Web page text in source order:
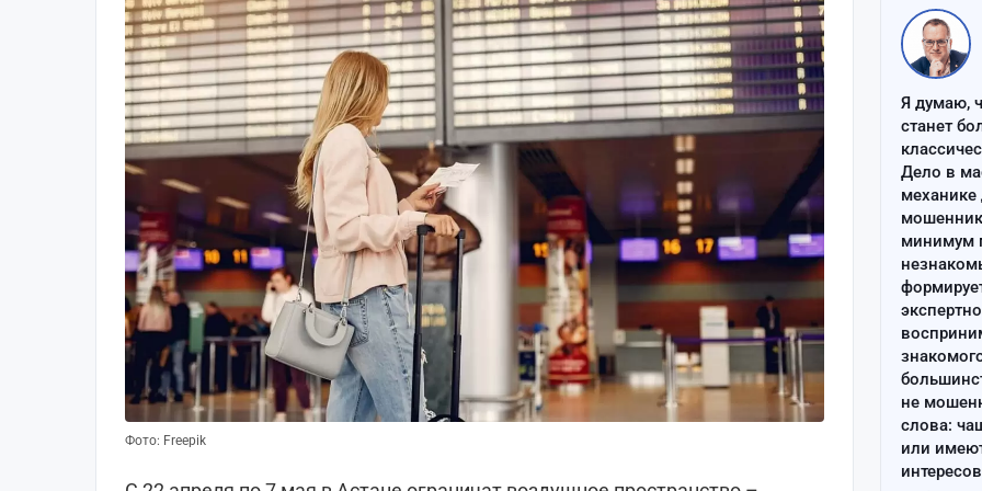
Фото: Freepik
Я думаю,
станет
Дело в
механике
мошенник
минимум
не
слова:
или